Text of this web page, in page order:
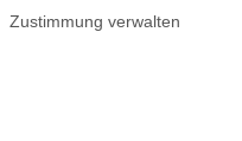
Zustimmung verwalten